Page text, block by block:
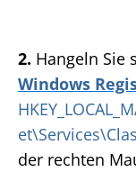
2. Hangeln Sie
Windows
der rechten